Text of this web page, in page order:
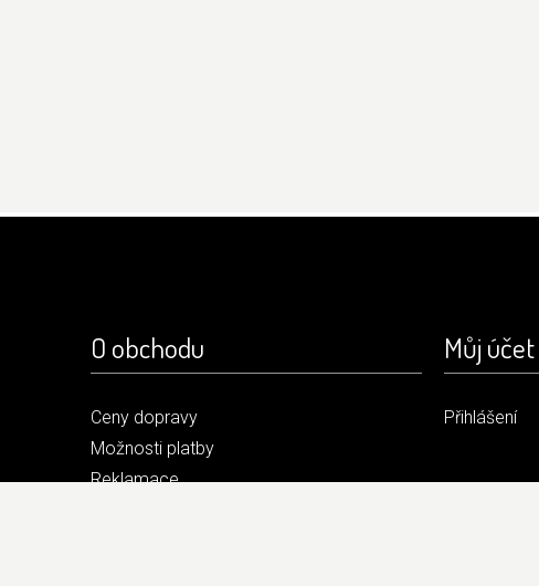
O obchodu
Ceny dopravy
Možnosti platby
Reklamace
Můj účet
Přihlášení